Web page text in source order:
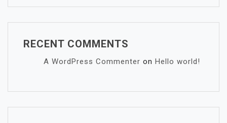
RECENT COMMENTS
A WordPress Commenter on Hello world!